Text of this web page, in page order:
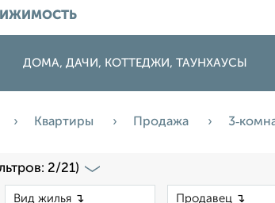
ДОМА, ДАЧИ, КОТТЕДЖИ, ТАУНХАУСЫ
Квартиры Продажа
2/21)